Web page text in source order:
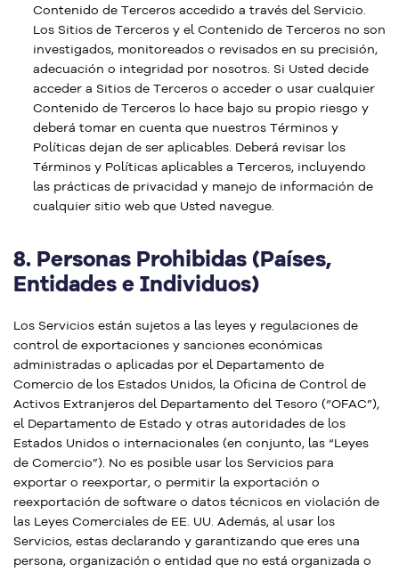
Contenido de Terceros accedido a través del Servicio.
Los Sitios de Terceros y el Contenido de Terceros no son
investigados, monitoreados o revisados en su precisión,
adecuación o integridad por nosotros. Si Usted decide
acceder a Sitios de Terceros o acceder o usar cualquier
Contenido de Terceros lo hace bajo su propio riesgo y
deberá tomar en cuenta que nuestros Términos y
Políticas dejan de ser aplicables. Deberá revisar los
Términos y Políticas aplicables a Terceros, incluyendo
las prácticas de privacidad y manejo de información de
cualquier sitio web que Usted navegue.
8. Personas Prohibidas (Países,
Entidades e Individuos)
Los Servicios están sujetos a las leyes y regulaciones de
control de exportaciones y sanciones económicas
administradas o aplicadas por el Departamento de
Comercio de los Estados Unidos, la Oficina de Control de
Activos Extranjeros del Departamento del Tesoro (“OFAC”),
el Departamento de Estado y otras autoridades de los
Estados Unidos o internacionales (en conjunto, las “Leyes
de Comercio”). No es posible usar los Servicios para
exportar o reexportar, o permitir la exportación o
reexportación de software o datos técnicos en violación de
las Leyes Comerciales de EE. UU. Además, al usar los
Servicios, estas declarando y garantizando que eres una
persona, organización o entidad que no está organizada o